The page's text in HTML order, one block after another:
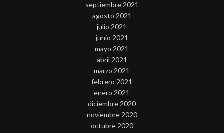
septiembre 2021
agosto 2021
julio 2021
junio 2021
mayo 2021
abril 2021
marzo 2021
febrero 2021
enero 2021
diciembre 2020
noviembre 2020
octubre 2020